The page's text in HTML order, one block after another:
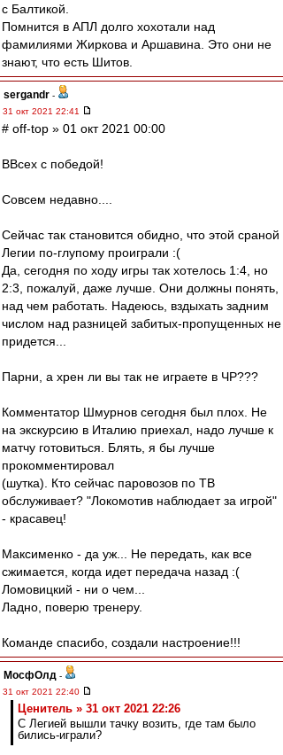
с Балтикой.
Помнится в АПЛ долго хохотали над
фамилиями Жиркова и Аршавина. Это они не
знают, что есть Шитов.
sergandr -
31 окт 2021 22:41
# off-top » 01 окт 2021 00:00
ВВсех с победой!
Совсем недавно....
Сейчас так становится обидно, что этой сраной
Легии по-глупому проиграли :(
Да, сегодня по ходу игры так хотелось 1:4, но
2:3, пожалуй, даже лучше. Они должны понять,
над чем работать. Надеюсь, вздыхать задним
числом над разницей забитых-пропущенных не
придется...
Парни, а хрен ли вы так не играете в ЧР???
Комментатор Шмурнов сегодня был плох. Не
на экскурсию в Италию приехал, надо лучше к
матчу готовиться. Блять, я бы лучше
прокомментировал
(шутка). Кто сейчас паровозов по ТВ
обслуживает? "Локомотив наблюдает за игрой"
- красавец!
Максименко - да уж... Не передать, как все
сжимается, когда идет передача назад :(
Ломовицкий - ни о чем...
Ладно, поверю тренеру.
Команде спасибо, создали настроение!!!
МосфОлд -
31 окт 2021 22:40
Ценитель » 31 окт 2021 22:26
С Легией вышли тачку возить, где там было
бились-играли?